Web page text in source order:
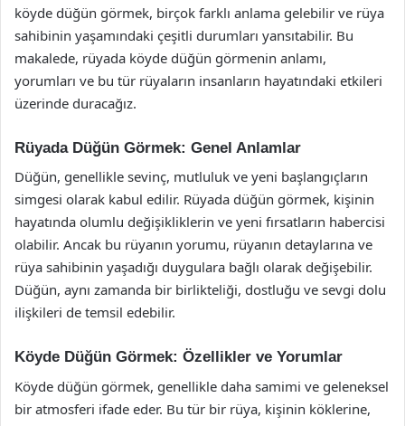
köyde düğün görmek, birçok farklı anlama gelebilir ve rüya
sahibinin yaşamındaki çeşitli durumları yansıtabilir. Bu
makalede, rüyada köyde düğün görmenin anlamı,
yorumları ve bu tür rüyaların insanların hayatındaki etkileri
üzerinde duracağız.
Rüyada Düğün Görmek: Genel Anlamlar
Düğün, genellikle sevinç, mutluluk ve yeni başlangıçların
simgesi olarak kabul edilir. Rüyada düğün görmek, kişinin
hayatında olumlu değişikliklerin ve yeni fırsatların habercisi
olabilir. Ancak bu rüyanın yorumu, rüyanın detaylarına ve
rüya sahibinin yaşadığı duygulara bağlı olarak değişebilir.
Düğün, aynı zamanda bir birlikteliği, dostluğu ve sevgi dolu
ilişkileri de temsil edebilir.
Köyde Düğün Görmek: Özellikler ve Yorumlar
Köyde düğün görmek, genellikle daha samimi ve geleneksel
bir atmosferi ifade eder. Bu tür bir rüya, kişinin köklerine,